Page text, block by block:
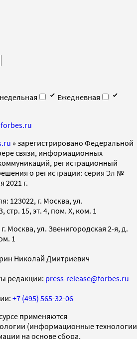
Ежедневная
forbes.ru
» зарегистрировано Федеральной
связи, информационных
регистрационный
о регистрации: серия Эл №
2021 г.
123022, г. Москва, ул.
стр. 15, эт. 4, пом. X, ком. 1
Москва, ул. Звенигородская 2-я, д.
1
Николай Дмитриевич
редакции: press-release@forbes.ru
+7 (495) 565-32-06
применяются
(информационные технологии
на основе сбора,